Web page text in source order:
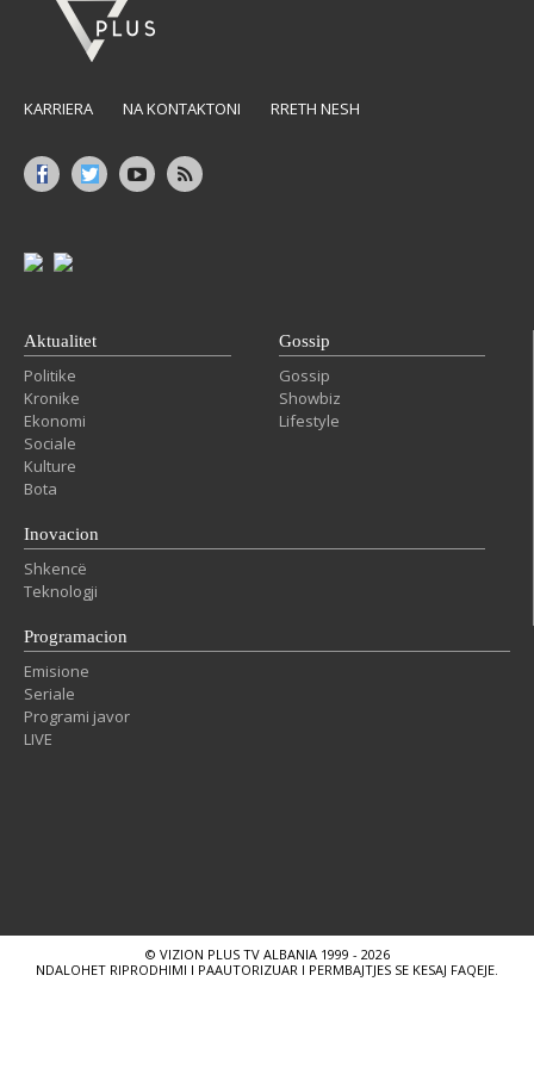
KARRIERA NA KONTAKTONI RRETH NESH
Aktualitet
Politike
Kronike
Ekonomi
Sociale
Kulture
Bota
Gossip
Gossip
Showbiz
Lifestyle
Inovacion
Shkencë
Teknologji
Programacion
Emisione
Seriale
Programi javor
LIVE
© VIZION PLUS TV ALBANIA 1999 - 2026
NDALOHET RIPRODHIMI I PAAUTORIZUAR I PERMBAJTJES SE KESAJ FAQEJE.